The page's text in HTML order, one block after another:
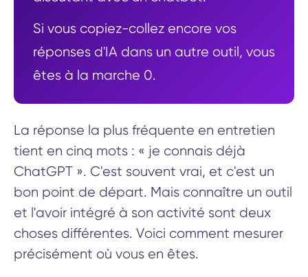
Si vous copiez-collez encore vos
réponses d'IA dans un autre outil, vous
êtes à la marche 0.
La réponse la plus fréquente en entretien
tient en cinq mots : « je connais déjà
ChatGPT ». C'est souvent vrai, et c'est un
bon point de départ. Mais connaître un outil
et l'avoir intégré à son activité sont deux
choses différentes. Voici comment mesurer
précisément où vous en êtes.